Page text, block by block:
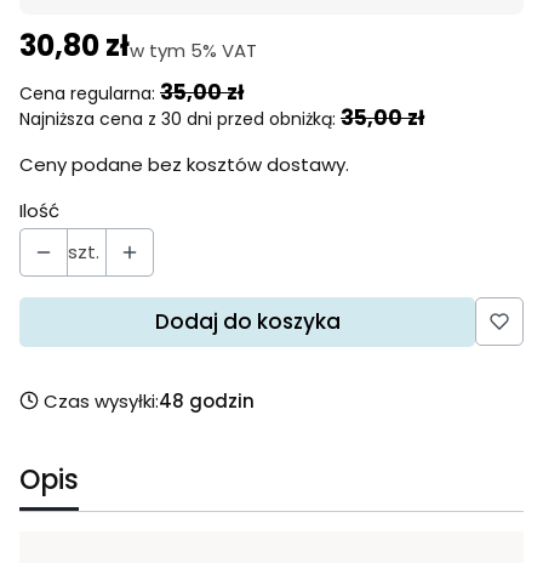
30,80 złw tym 5% VAT
w tym 5% VAT
Cena regularna: 35,00 zł
Najniższa cena z 30 dni przed obniżką: 35,00 zł
Ceny podane bez kosztów dostawy.
Ilość
szt.
Dodaj do koszyka
Czas wysyłki:48 godzin
Opis